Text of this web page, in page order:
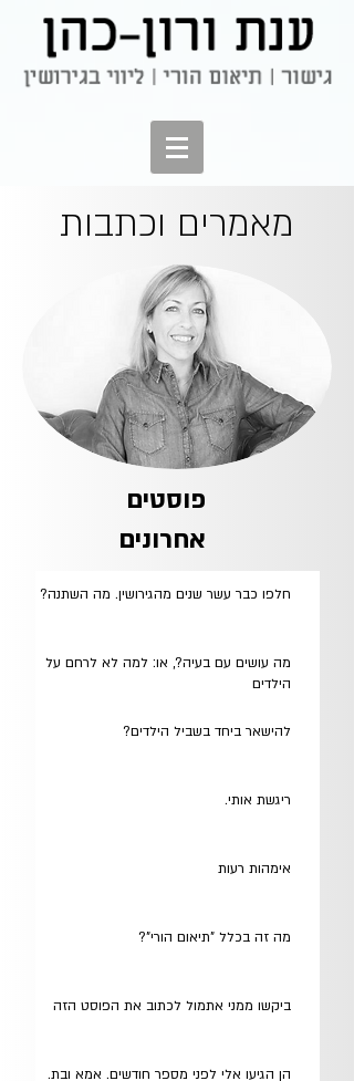
מאמרים וכתבות
פוסטים
אחרונים
חלפו כבר עשר שנים מהגירושין. מה השתנה?
מה עושים עם בעיה?, או: למה לא לרחם על
הילדים
להישאר ביחד בשביל הילדים?
ריגשת אותי.
אימהות רעות
מה זה בכלל "תיאום הורי"?
ביקשו ממני אתמול לכתוב את הפוסט הזה
הן הגיעו אלי לפני מספר חודשים. אמא ובת.